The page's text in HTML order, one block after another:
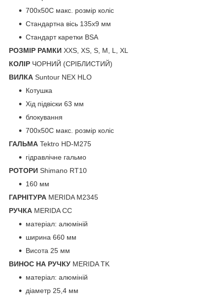
700x50C макс. розмір коліс
Стандартна вісь 135x9 мм
Стандарт каретки BSA
РОЗМІР РАМКИ XXS, XS, S, M, L, XL
КОЛІР ЧОРНИЙ (СРІБЛИСТИЙ)
ВИЛКА Suntour NEX HLO
Котушка
Хід підвіски 63 мм
блокування
700x50C макс. розмір коліс
ГАЛЬМА Tektro HD-M275
гідравлічне гальмо
РОТОРИ Shimano RT10
160 мм
ГАРНІТУРА MERIDA M2345
РУЧКА MERIDA CC
матеріал: алюміній
ширина 660 мм
Висота 25 мм
ВИНОС НА РУЧКУ MERIDA TK
матеріал: алюміній
діаметр 25,4 мм